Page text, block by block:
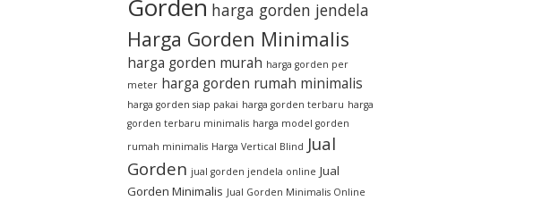
Gorden harga gorden jendela
Harga Gorden Minimalis
harga gorden murah harga gorden per
meter harga gorden rumah minimalis
harga gorden siap pakai harga gorden terbaru harga
gorden terbaru minimalis harga model gorden
rumah minimalis Harga Vertical Blind Jual
Gorden jual gorden jendela online Jual
Gorden Minimalis Jual Gorden Minimalis Online